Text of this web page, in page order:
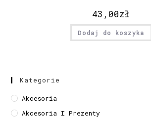
43,00zł
Dodaj do koszyka
Kategorie
Akcesoria
Akcesoria I Prezenty